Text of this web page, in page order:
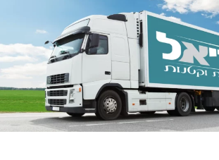
Для того чтобы получить
на перевозку, отправьте
пожалуйста фотографии
видео на Ватсап